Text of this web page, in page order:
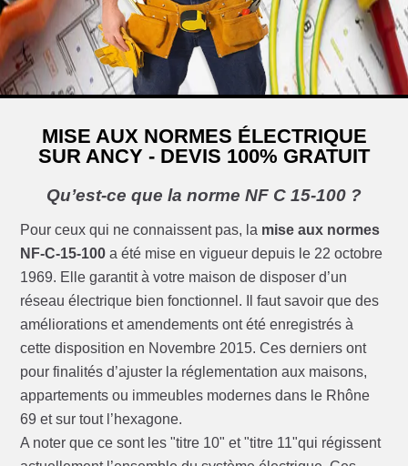
MISE AUX NORMES ÉLECTRIQUE
SUR ANCY - DEVIS 100% GRATUIT
Qu’est-ce que la norme NF C 15-100 ?
Pour ceux qui ne connaissent pas, la mise aux normes
NF-C-15-100 a été mise en vigueur depuis le 22 octobre
1969. Elle garantit à votre maison de disposer d’un
réseau électrique bien fonctionnel. Il faut savoir que des
améliorations et amendements ont été enregistrés à
cette disposition en Novembre 2015. Ces derniers ont
pour finalités d’ajuster la réglementation aux maisons,
appartements ou immeubles modernes dans le Rhône
69 et sur tout l’hexagone.
A noter que ce sont les "titre 10" et "titre 11"qui régissent